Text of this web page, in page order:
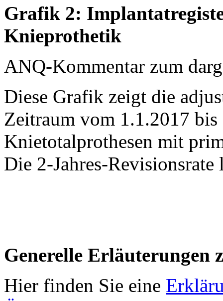
Grafik 2:
Knieprothetik
ANQ-Kommentar zum
Diese Grafik zeigt die
Zeitraum vom 1.1.2017
Knietotalprothesen mit
Die 2-Jahres-
Generelle Erläuterungen
Hier finden Sie eine